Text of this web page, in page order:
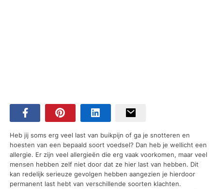
Heb jij soms erg veel last van buikpijn of ga je snotteren en
hoesten van een bepaald soort voedsel? Dan heb je wellicht een
allergie. Er zijn veel allergieën die erg vaak voorkomen, maar veel
mensen hebben zelf niet door dat ze hier last van hebben. Dit
kan redelijk serieuze gevolgen hebben aangezien je hierdoor
permanent last hebt van verschillende soorten klachten.